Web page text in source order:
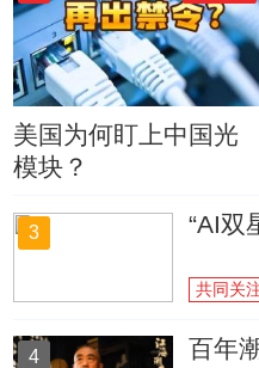
美国为何盯上中国光
模块？
3 “AI双
共同关
4 百年